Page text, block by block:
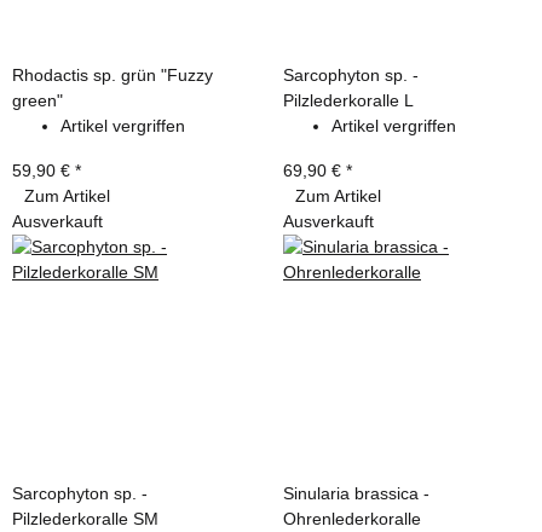
Rhodactis sp. grün "Fuzzy
green"
Artikel vergriffen
59,90 € *
Zum Artikel
Sarcophyton sp. -
Pilzlederkoralle L
Artikel vergriffen
69,90 € *
Zum Artikel
Ausverkauft
Sarcophyton sp. -
Pilzlederkoralle SM
Ausverkauft
Sinularia brassica -
Ohrenlederkoralle